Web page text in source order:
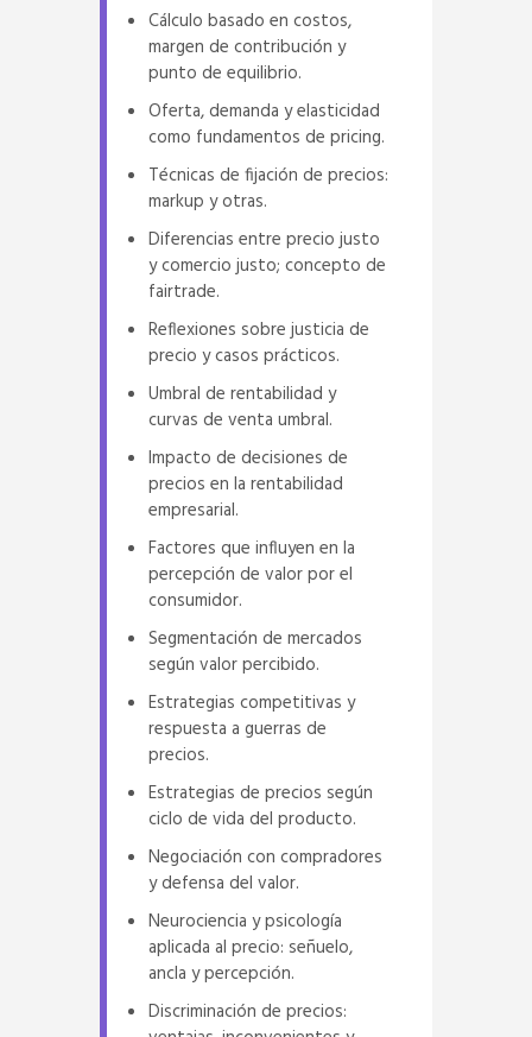
Cálculo basado en costos,
margen de contribución y
punto de equilibrio.
Oferta, demanda y elasticidad
como fundamentos de pricing.
Técnicas de fijación de precios:
markup y otras.
Diferencias entre precio justo
y comercio justo; concepto de
fairtrade.
Reflexiones sobre justicia de
precio y casos prácticos.
Umbral de rentabilidad y
curvas de venta umbral.
Impacto de decisiones de
precios en la rentabilidad
empresarial.
Factores que influyen en la
percepción de valor por el
consumidor.
Segmentación de mercados
según valor percibido.
Estrategias competitivas y
respuesta a guerras de
precios.
Estrategias de precios según
ciclo de vida del producto.
Negociación con compradores
y defensa del valor.
Neurociencia y psicología
aplicada al precio: señuelo,
ancla y percepción.
Discriminación de precios: